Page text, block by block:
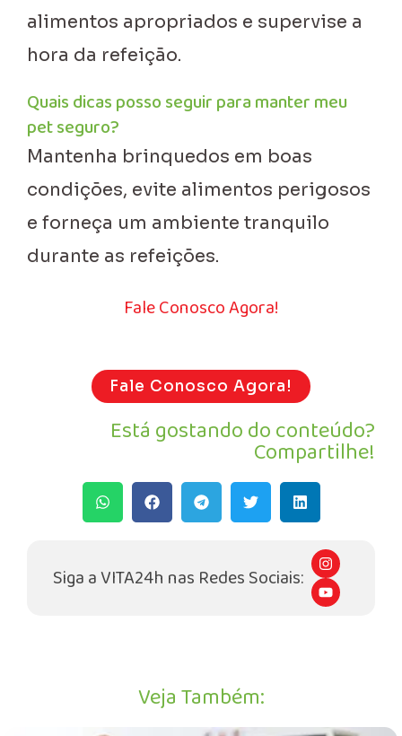
alimentos apropriados e supervise a
hora da refeição.
Quais dicas posso seguir para manter meu
pet seguro?
Mantenha brinquedos em boas
condições, evite alimentos perigosos
e forneça um ambiente tranquilo
durante as refeições.
Fale Conosco Agora!
Fale Conosco Agora!
Está gostando do conteúdo?
Compartilhe!
Siga a VITA24h nas Redes Sociais:
I
n
s
t
a
Y
o
u
Veja Também: